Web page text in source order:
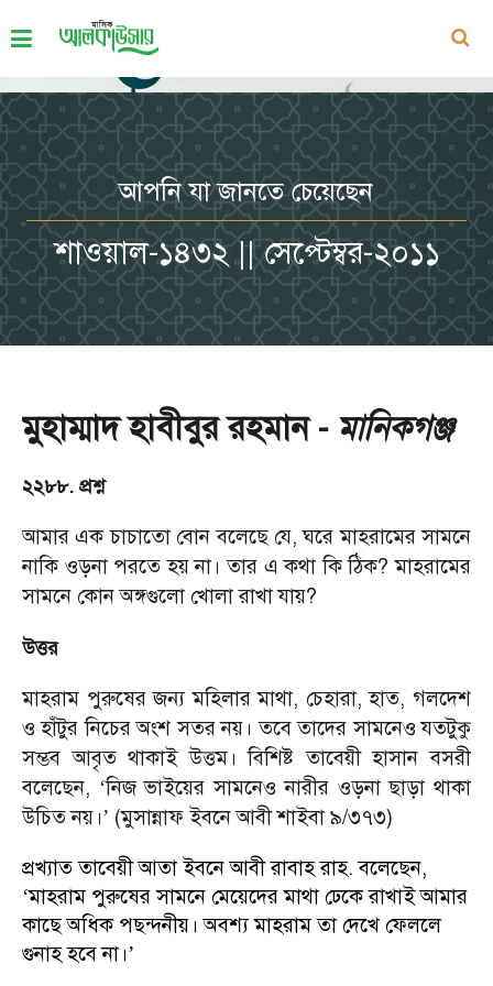
আপনি যা জানতে চেয়েছেন
শাওয়াল-১৪৩২ || সেপ্টেম্বর-২০১১
মুহাম্মাদ হাবীবুর রহমান - মানিকগঞ্জ
২২৮৮. প্রশ্ন
আমার এক চাচাতো বোন বলেছে যে, ঘরে মাহরামের সামনে
নাকি ওড়না পরতে হয় না। তার এ কথা কি ঠিক? মাহরামের
সামনে কোন অঙ্গগুলো খোলা রাখা যায়?
উত্তর
মাহরাম পুরুষের জন্য মহিলার মাথা, চেহারা, হাত, গলদেশ
ও হাঁটুর নিচের অংশ সতর নয়। তবে তাদের সামনেও যতটুকু
সম্ভব আবৃত থাকাই উত্তম। বিশিষ্ট তাবেয়ী হাসান বসরী
বলেছেন, ‘নিজ ভাইয়ের সামনেও নারীর ওড়না ছাড়া থাকা
উচিত নয়।’ (মুসান্নাফ ইবনে আবী শাইবা ৯/৩৭৩)
প্রখ্যাত তাবেয়ী আতা ইবনে আবী রাবাহ রাহ. বলেছেন,
‘মাহরাম পুরুষের সামনে মেয়েদের মাথা ঢেকে রাখাই আমার
কাছে অধিক পছন্দনীয়। অবশ্য মাহরাম তা দেখে ফেললে
গুনাহ হবে না।’